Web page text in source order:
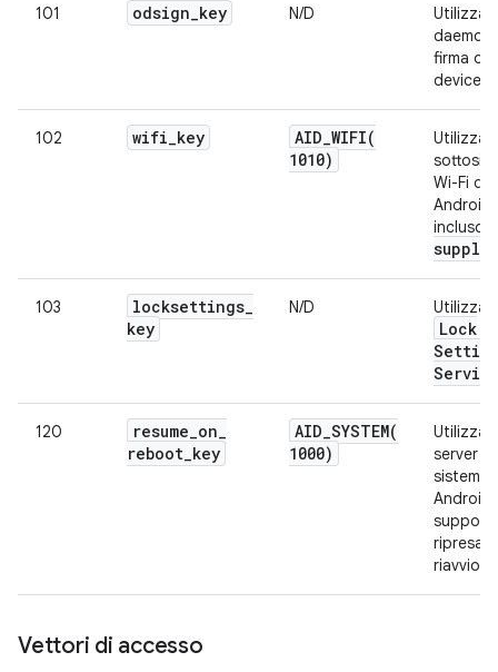
101 odsign_key N/D
daemon
firma on-
device.
102 wifi_key
AID_WIFI(
1010)
Wi-Fi di
Android,
incluso
103 locksettings_
key
N/D
Lock
120 resume_on_
reboot_key
AID_SYSTEM(
1000)
server di
sistema
Android
ripresa
riavvio.
Vettori di accesso